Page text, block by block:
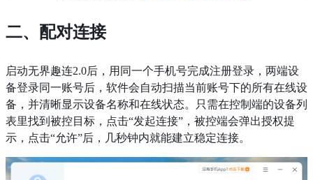
二、配对连接
启动无界趣连2.0后，用同一个手机号完成注册登录，两端设
备登录同一账号后，软件会自动扫描当前账号下的所有在线设
备，并清晰显示设备名称和在线状态。只需在控制端的设备列
表里找到被控目标，点击“发起连接”，被控端会弹出授权提
示，点击“允许”后，几秒钟内就能建立稳定连接。